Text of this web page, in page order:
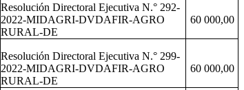
Resolución Directoral Ejecutiva N.° 292-
2022-MIDAGRI-DVDAFIR-AGRO
RURAL-DE
60 000,00
Resolución Directoral Ejecutiva N.° 299-
2022-MIDAGRI-DVDAFIR-AGRO
RURAL-DE
60 000,00